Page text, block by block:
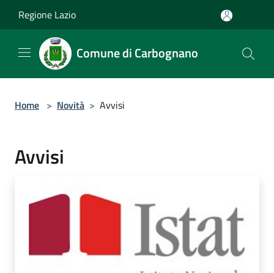
Regione Lazio
Comune di Carbognano
Home > Novità > Avvisi
Avvisi